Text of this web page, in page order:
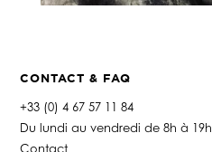
CONTACT & FAQ
+33 (0) 4 67 57 11 84
Du lundi au vendredi de 8h à 19h
Contact